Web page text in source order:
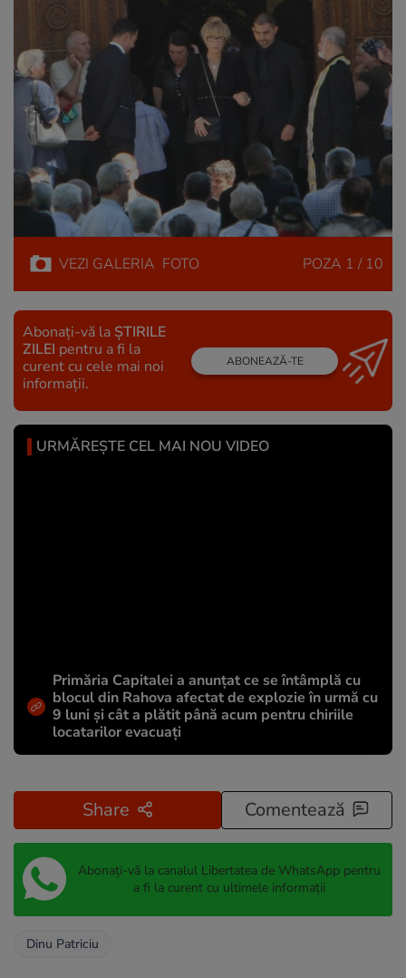
VEZI GALERIA FOTO POZA 1 / 10
Abonați-vă la ȘTIRILE
ZILEI pentru a fi la
curent cu cele mai noi
informații.
ABONEAZĂ-TE
URMĂREȘTE CEL MAI NOU VIDEO
Primăria Capitalei a anunțat ce se întâmplă cu
blocul din Rahova afectat de explozie în urmă cu
9 luni și cât a plătit până acum pentru chiriile
locatarilor evacuați
Share Comentează
Abonați-vă la canalul Libertatea de WhatsApp pentru
a fi la curent cu ultimele informații
Dinu Patriciu